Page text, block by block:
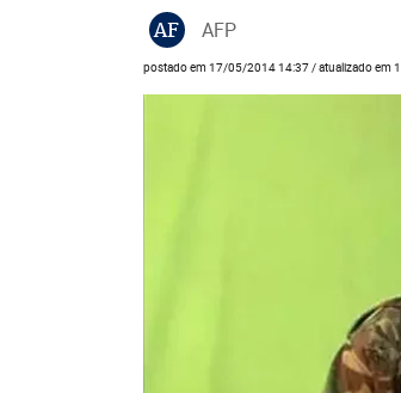
AF AFP
postado em 17/05/2014 14:37 / atualizado em